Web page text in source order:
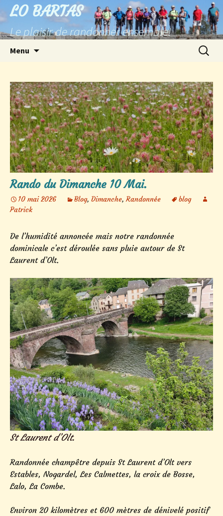
Aller
au
contenu
LO BARTAS
Le plaisir de randonner ensemble!
Menu
Rando du Dimanche 10 Mai.
10 mai 2026 Blog, Dimanche,Randonnée
blog
Patrick
De l’humidité annoncée mais notre randonnée
dominicale c’est déroulée sans pluie autour de St
Laurent d’Olt.
St Laurent d’Olt.
Randonnée champêtre depuis St Laurent d’Olt vers
Estables, Nogardel, Les Calmettes, la croix de Bosse,
Lalo, La Combe.
Environ 20 kilomètres et 600 mètres de dénivelé positif